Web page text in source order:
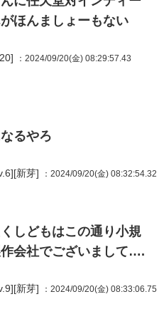
ほんましょーもない
：2024/09/20(金) 08:29:57.43
るやろ
新芽] ：2024/09/20(金) 08:32:54.32
しどもはこの通り小規
会社でございまして….
新芽] ：2024/09/20(金) 08:33:06.75